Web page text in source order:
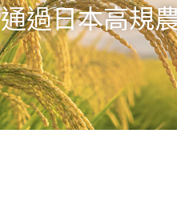
通過日本高規